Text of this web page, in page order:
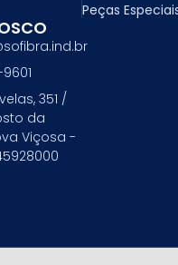
Peças
351 /
da
Viçosa -